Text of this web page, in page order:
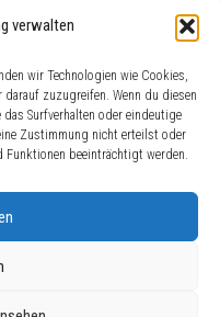
verwalten
wir Technologien wie Cookies,
zuzugreifen. Wenn du diesen
Surfverhalten oder eindeutige
Zustimmung nicht erteilst oder
Funktionen beeinträchtigt werden.